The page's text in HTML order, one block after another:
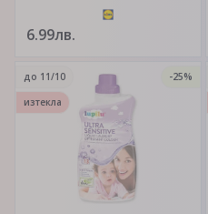
6.99лв.
до 11/10
-25%
изтекла